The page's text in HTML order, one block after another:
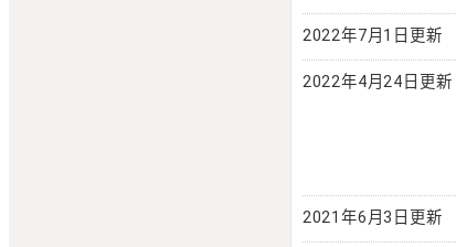
2022年7月1日更新
2022年4月24日更新
2021年6月3日更新